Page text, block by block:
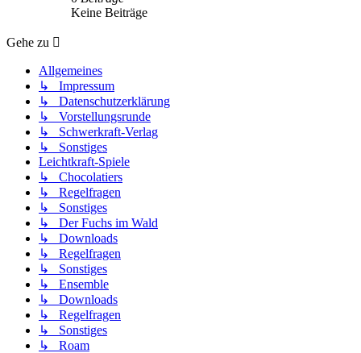
Keine Beiträge
Gehe zu
Allgemeines
↳ Impressum
↳ Datenschutzerklärung
↳ Vorstellungsrunde
↳ Schwerkraft-Verlag
↳ Sonstiges
Leichtkraft-Spiele
↳ Chocolatiers
↳ Regelfragen
↳ Sonstiges
↳ Der Fuchs im Wald
↳ Downloads
↳ Regelfragen
↳ Sonstiges
↳ Ensemble
↳ Downloads
↳ Regelfragen
↳ Sonstiges
↳ Roam